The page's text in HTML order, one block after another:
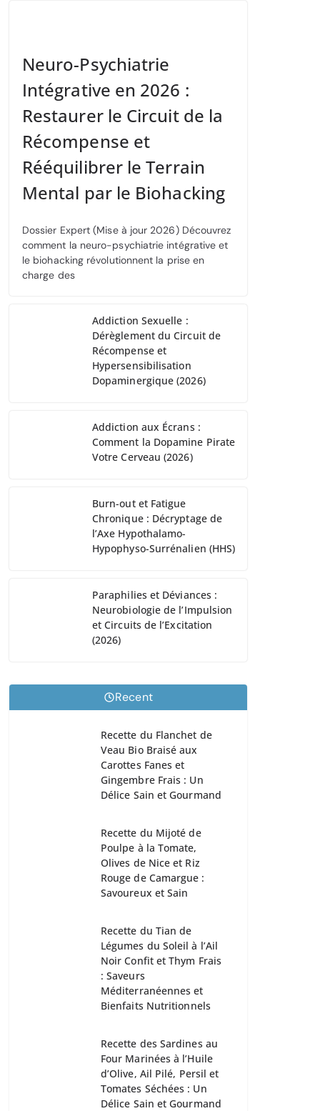
Neuro-Psychiatrie
Intégrative en 2026 :
Restaurer le Circuit de la
Récompense et
Rééquilibrer le Terrain
Mental par le Biohacking
Dossier Expert (Mise à jour 2026) Découvrez
comment la neuro-psychiatrie intégrative et
le biohacking révolutionnent la prise en
charge des
Addiction Sexuelle :
Dérèglement du Circuit de
Récompense et
Hypersensibilisation
Dopaminergique (2026)
Addiction aux Écrans :
Comment la Dopamine Pirate
Votre Cerveau (2026)
Burn-out et Fatigue
Chronique : Décryptage de
l’Axe Hypothalamo-
Hypophyso-Surrénalien (HHS)
Paraphilies et Déviances :
Neurobiologie de l’Impulsion
et Circuits de l’Excitation
(2026)
Recent
Recette du Flanchet de
Veau Bio Braisé aux
Carottes Fanes et
Gingembre Frais : Un
Délice Sain et Gourmand
Recette du Mijoté de
Poulpe à la Tomate,
Olives de Nice et Riz
Rouge de Camargue :
Savoureux et Sain
Recette du Tian de
Légumes du Soleil à l’Ail
Noir Confit et Thym Frais
: Saveurs
Méditerranéennes et
Bienfaits Nutritionnels
Recette des Sardines au
Four Marinées à l’Huile
d’Olive, Ail Pilé, Persil et
Tomates Séchées : Un
Délice Sain et Gourmand